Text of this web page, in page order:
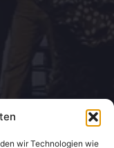
wir Technologien wie